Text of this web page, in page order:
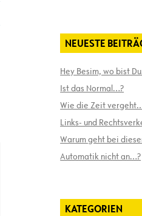
NEUESTE
Hey Besim, wo bist
Ist das Normal…?
Wie die Zeit
Links- und
Warum geht bei
Automatik nicht an…?
KATEGORIEN